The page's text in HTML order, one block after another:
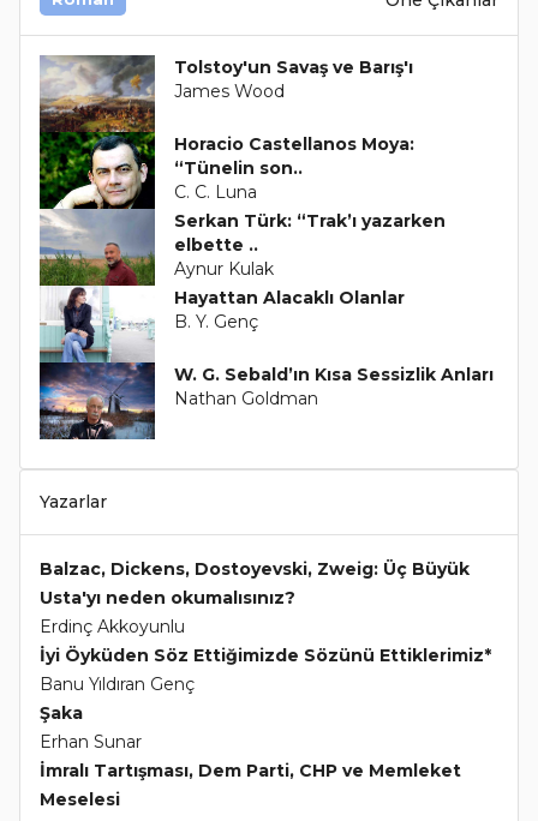
Tolstoy'un Savaş ve Barış'ı
James Wood
Horacio Castellanos Moya:
“Tünelin son..
C. C. Luna
Serkan Türk: “Trak’ı yazarken
elbette ..
Aynur Kulak
Hayattan Alacaklı Olanlar
B. Y. Genç
W. G. Sebald’ın Kısa Sessizlik Anları
Nathan Goldman
Yazarlar
Balzac, Dickens, Dostoyevski, Zweig: Üç Büyük
Usta'yı neden okumalısınız?
Erdinç Akkoyunlu
İyi Öyküden Söz Ettiğimizde Sözünü Ettiklerimiz*
Banu Yıldıran Genç
Şaka
Erhan Sunar
İmralı Tartışması, Dem Parti, CHP ve Memleket
Meselesi